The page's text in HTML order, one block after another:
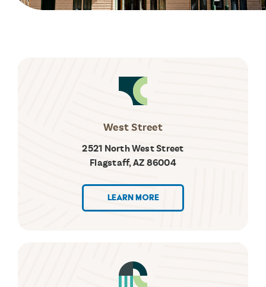
West Street
2521 North West Street
Flagstaff, AZ 86004
LEARN MORE